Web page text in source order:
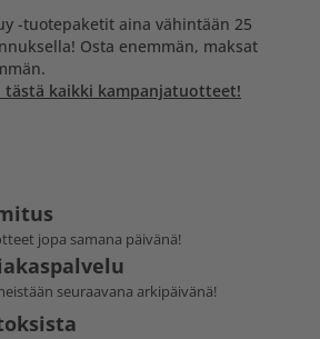
-tuotepaketit aina vähintään 25
Osta enemmän, maksat
tästä kaikki kampanjatuotteet!
jopa samana päivänä!
seuraavana arkipäivänä!